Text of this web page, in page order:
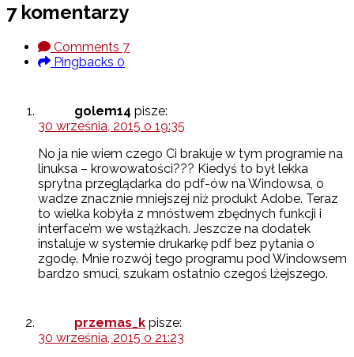
7 komentarzy
Comments 7
Pingbacks 0
golem14 pisze:
30 września, 2015 o 19:35
No ja nie wiem czego Ci brakuje w tym programie na
linuksa – krowowatości??? Kiedyś to był lekka
sprytna przeglądarka do pdf-ów na Windowsa, o
wadze znacznie mniejszej niż produkt Adobe. Teraz
to wielka kobyła z mnóstwem zbędnych funkcji i
interface’m we wstążkach. Jeszcze na dodatek
instaluje w systemie drukarkę pdf bez pytania o
zgodę. Mnie rozwój tego programu pod Windowsem
bardzo smuci, szukam ostatnio czegoś lżejszego.
przemas_k pisze:
30 września, 2015 o 21:23